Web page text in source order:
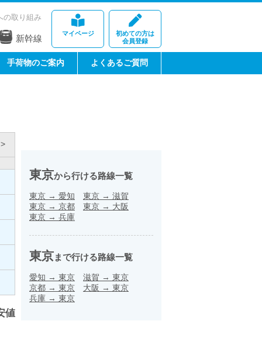
マイページ
初めての方は
会員登録
の取り組み
新幹線
手荷物のご案内 よくあるご質問
値
東京から行ける路線一覧
東京 → 愛知 東京 → 滋賀
東京 → 京都 東京 → 大阪
東京 → 兵庫
東京まで行ける路線一覧
愛知 → 東京 滋賀 → 東京
京都 → 東京 大阪 → 東京
兵庫 → 東京